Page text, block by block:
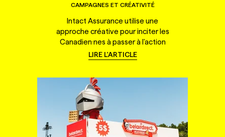
CAMPAGNES ET CRÉATIVITÉ
Intact Assurance utilise une
approche créative pour inciter les
Canadien·nes à passer à l'action
LIRE L'ARTICLE